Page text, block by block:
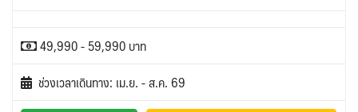
49,990 - 59,990 บาท
ช่วงเวลาเดินทาง: เม.ย. - ส.ค. 69